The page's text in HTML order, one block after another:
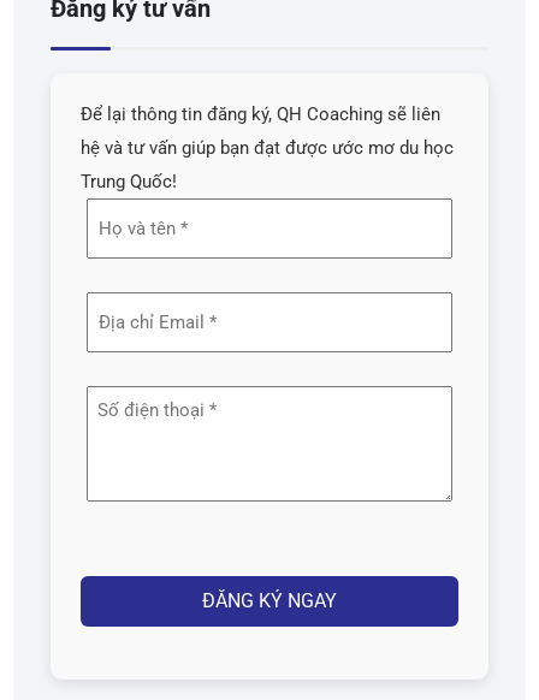
Đăng ký tư vấn
Để lại thông tin đăng ký, QH Coaching sẽ liên
hệ và tư vấn giúp bạn đạt được ước mơ du học
Trung Quốc!
tên
(Required)
email
(Required)
Số